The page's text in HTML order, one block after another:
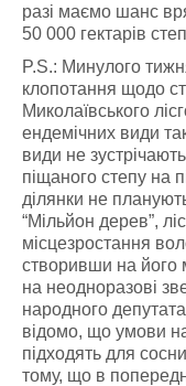
разі маємо шанс
50 000 гектарів
P.S.: Минулого
клопотання щодо
Миколаївського
ендемічних види
види не
піщаного степу на
ділянки не
“Мільйон дерев”,
місцезростання
створивши на його
на неодноразові
народного
відомо, що умови
підходять для
тому, що в